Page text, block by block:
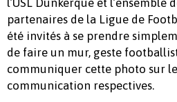
l’USL Dunkerque et l’ensemble
partenaires de la Ligue de
été invités à se prendre
de faire un mur, geste
communiquer cette photo sur
communication respectives.